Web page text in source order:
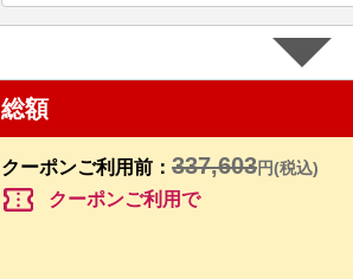
総額
クーポンご利用前： 337,603円(税込)
confirmation_number クーポンご利用で